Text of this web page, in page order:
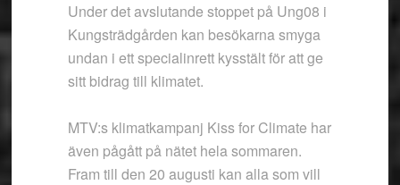
Under det avslutande stoppet på Ung08 i
Kungsträdgården kan besökarna smyga
undan i ett specialinrett kysstält för att ge
sitt bidrag till klimatet.
MTV:s klimatkampanj Kiss for Climate har
även pågått på nätet hela sommaren.
Fram till den 20 augusti kan alla som vill